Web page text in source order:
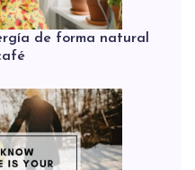
de forma natural